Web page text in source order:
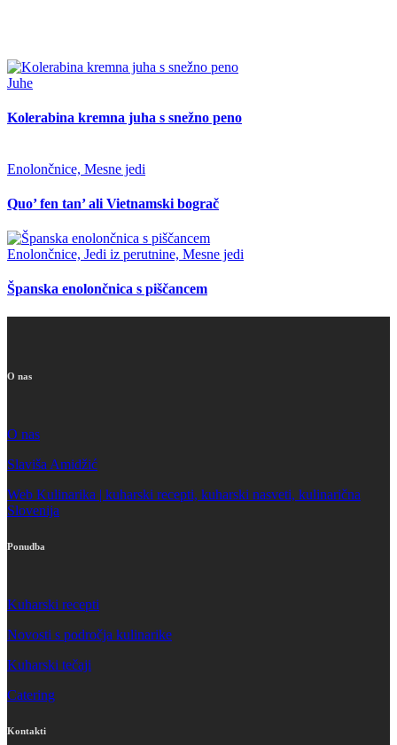
Juhe
Kolerabina kremna juha s snežno peno
Enolončnice, Mesne jedi
Quo’ fen tan’ ali Vietnamski bograč
Enolončnice, Jedi iz perutnine, Mesne jedi
Španska enolončnica s piščancem
O nas
O nas
Slaviša Amidžić
Web Kulinarika | kuharski recepti, kuharski nasveti, kulinarična
Slovenija
Ponudba
Kuharski recepti
Novosti s področja kulinarike
Kuharski tečaji
Catering
Kontakti